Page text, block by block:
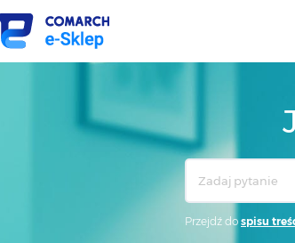
Przejdź do spisu